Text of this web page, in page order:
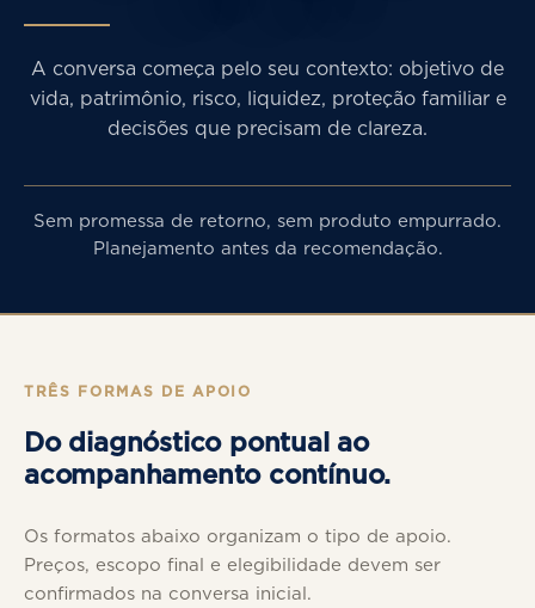
A conversa começa pelo seu contexto: objetivo de
vida, patrimônio, risco, liquidez, proteção familiar e
decisões que precisam de clareza.
Sem promessa de retorno, sem produto empurrado.
Planejamento antes da recomendação.
TRÊS FORMAS DE APOIO
Do diagnóstico pontual ao
acompanhamento contínuo.
Os formatos abaixo organizam o tipo de apoio.
Preços, escopo final e elegibilidade devem ser
confirmados na conversa inicial.